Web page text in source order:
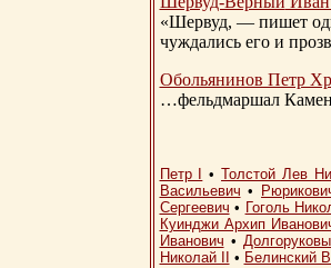
«Шервуд, — пишет
чуждались его и
Обольянинов Петр
…фельдмаршал
Петр I •Толстой Лев
Васильевич •
Сергеевич • Гоголь
Куинджи Архип
Иванович •Долгоруковы
Николай II
• Белинский